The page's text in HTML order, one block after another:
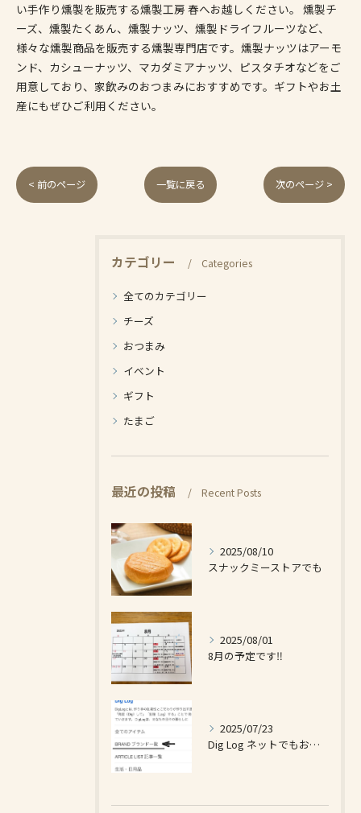
い手作り燻製を販売する燻製工房 春へお越しください。 燻製チ
ーズ、燻製たくあん、燻製ナッツ、燻製ドライフルーツなど、
様々な燻製商品を販売する燻製専門店です。燻製ナッツはアーモ
ンド、カシューナッツ、マカダミアナッツ、ピスタチオなどをご
用意しており、家飲みのおつまみにおすすめです。ギフトやお土
産にもぜひご利用ください。
< 前のページ 一覧に戻る 次のページ >
カテゴリー Categories
全てのカテゴリー
チーズ
おつまみ
イベント
ギフト
たまご
最近の投稿 Recent Posts
2025/08/10
スナックミーストアでも
2025/08/01
8月の予定です‼️
2025/07/23
Dig Log ネットでもお買い求め出来ます❗️